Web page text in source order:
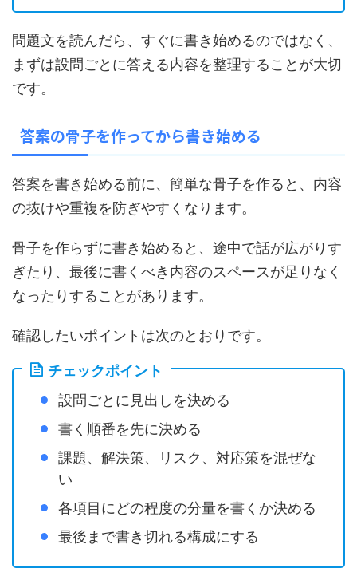
問題文を読んだら、すぐに書き始めるのではなく、
まずは設問ごとに答える内容を整理することが大切
です。
答案の骨子を作ってから書き始める
答案を書き始める前に、簡単な骨子を作ると、内容
の抜けや重複を防ぎやすくなります。
骨子を作らずに書き始めると、途中で話が広がりす
ぎたり、最後に書くべき内容のスペースが足りなく
なったりすることがあります。
確認したいポイントは次のとおりです。
チェックポイント
設問ごとに見出しを決める
書く順番を先に決める
課題、解決策、リスク、対応策を混ぜな
い
各項目にどの程度の分量を書くか決める
最後まで書き切れる構成にする